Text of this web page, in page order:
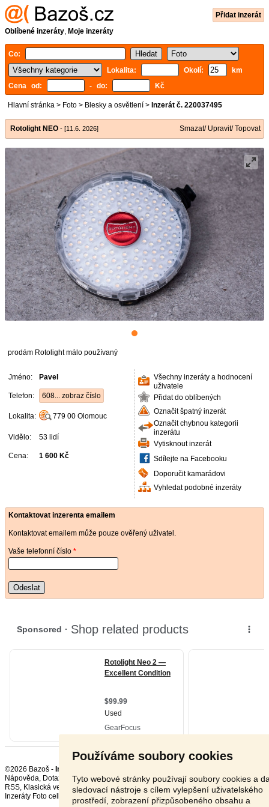
Používáme soubory cookies
Tyto webové stránky používají soubory cookies a
sledovací nástroje s cílem vylepšení uživatelského
prostředí, zobrazení přizpůsobeného obsahu a
Přidat inzerát
Oblíbené inzeráty, Moje inzeráty
Co:
Lokalita:
Okolí:
km
Cena od:
- do: Kč
Hlavní stránka > Foto > Blesky a osvětlení > Inzerát č. 220037495
Rotolight NEO - [11.6. 2026] Smazat/ Upravit/ Topovat
prodám Rotolight málo používaný
Jméno: Pavel
Telefon: 608... zobraz číslo
Lokalita: 779 00 Olomouc
Vidělo: 53 lidí
Cena: 1 600 Kč
Všechny inzeráty a hodnocení
uživatele
Přidat do oblíbených
Označit špatný inzerát
Označit chybnou kategorii
inzerátu
Vytisknout inzerát
Sdílejte na Facebooku
Doporučit kamarádovi
Vyhledat podobné inzeráty
Kontaktovat inzerenta emailem
Kontaktovat emailem může pouze ověřený uživatel.
Vaše telefonní číslo *
Odeslat
©2026 Bazoš - Inzerce, Bazar Blesky a osvětlení
Nápověda, Dotazy Hodnocení,Kontakt,Reklama,Podmínky,Ochrana údajů ,
RSS,
Inzeráty Foto celkem:
11875 , za 24 hodin: 378